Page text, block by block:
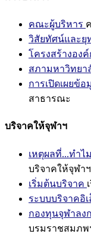
คณะผู้บริหาร
วิสัยทัศน์และยุ
โครงสร้างองค์
สภามหาวิทยา
การเปิดเผยข้
สาธารณะ
บริจาคให้จุฬาฯ
เหตุผลที่...ทำไ
บริจาคให้จุฬาฯ
เริ่มต้นบริจาค
ระบบบริจาคอิ
กองทุนจุฬาล
บรมราชสมภพ